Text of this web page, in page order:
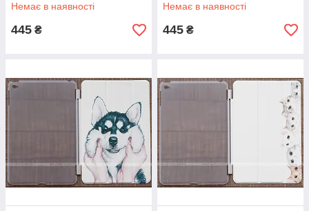
Немає в наявності
445 ₴
Немає в наявності
445 ₴